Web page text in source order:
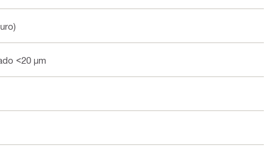
<20 µm